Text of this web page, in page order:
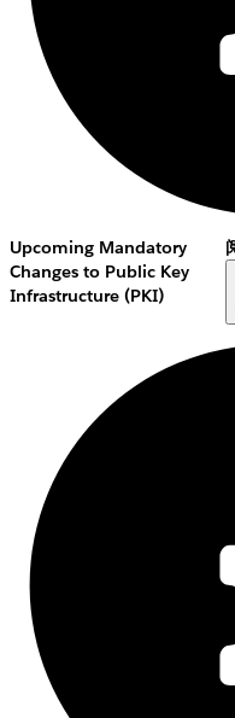
Upcoming Mandatory
Changes to Public Key
Infrastructure (PKI)